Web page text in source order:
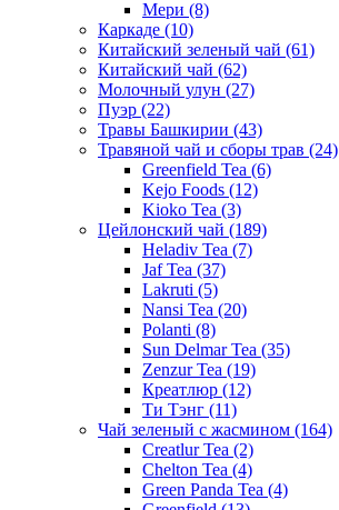
Мери (8)
Каркаде (10)
Китайский зеленый чай (61)
Китайский чай (62)
Молочный улун (27)
Пуэр (22)
Травы Башкирии (43)
Травяной чай и сборы трав (24)
Greenfield Tea (6)
Kejo Foods (12)
Kioko Tea (3)
Цейлонский чай (189)
Heladiv Tea (7)
Jaf Tea (37)
Lakruti (5)
Nansi Tea (20)
Polanti (8)
Sun Delmar Tea (35)
Zenzur Tea (19)
Креатлюр (12)
Ти Тэнг (11)
Чай зеленый с жасмином (164)
Creatlur Tea (2)
Chelton Tea (4)
Green Panda Tea (4)